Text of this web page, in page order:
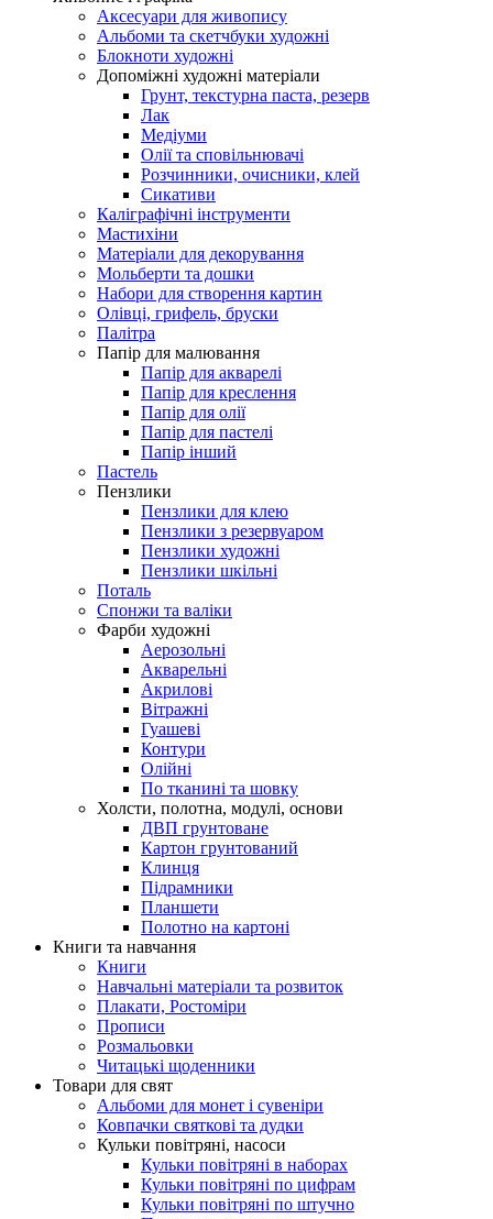
Аксесуари для живопису
Альбоми та скетчбуки художні
Блокноти художні
Допоміжні художні матеріали
Грунт, текстурна паста, резерв
Лак
Медіуми
Олії та сповільнювачі
Розчинники, очисники, клей
Сикативи
Каліграфічні інструменти
Мастихіни
Матеріали для декорування
Мольберти та дошки
Набори для створення картин
Олівці, грифель, бруски
Палітра
Папір для малювання
Папір для акварелі
Папір для креслення
Папір для олії
Папір для пастелі
Папір інший
Пастель
Пензлики
Пензлики для клею
Пензлики з резервуаром
Пензлики художні
Пензлики шкільні
Поталь
Спонжи та валіки
Фарби художні
Аерозольні
Акварельні
Акрилові
Вітражні
Гуашеві
Контури
Олійні
По тканині та шовку
Холсти, полотна, модулі, основи
ДВП грунтоване
Картон грунтований
Клинця
Підрамники
Планшети
Полотно на картоні
Книги та навчання
Книги
Навчальні матеріали та розвиток
Плакати, Ростоміри
Прописи
Розмальовки
Читацькі щоденники
Товари для свят
Альбоми для монет і сувеніри
Ковпачки святкові та дудки
Кульки повітряні, насоси
Кульки повітряні в наборах
Кульки повітряні по цифрам
Кульки повітряні по штучно